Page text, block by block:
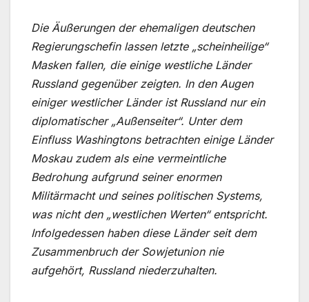
Die Äußerungen der ehemaligen deutschen
Regierungschefin lassen letzte „scheinheilige“
Masken fallen, die einige westliche Länder
Russland gegenüber zeigten. In den Augen
einiger westlicher Länder ist Russland nur ein
diplomatischer „Außenseiter“. Unter dem
Einfluss Washingtons betrachten einige Länder
Moskau zudem als eine vermeintliche
Bedrohung aufgrund seiner enormen
Militärmacht und seines politischen Systems,
was nicht den „westlichen Werten“ entspricht.
Infolgedessen haben diese Länder seit dem
Zusammenbruch der Sowjetunion nie
aufgehört, Russland niederzuhalten.